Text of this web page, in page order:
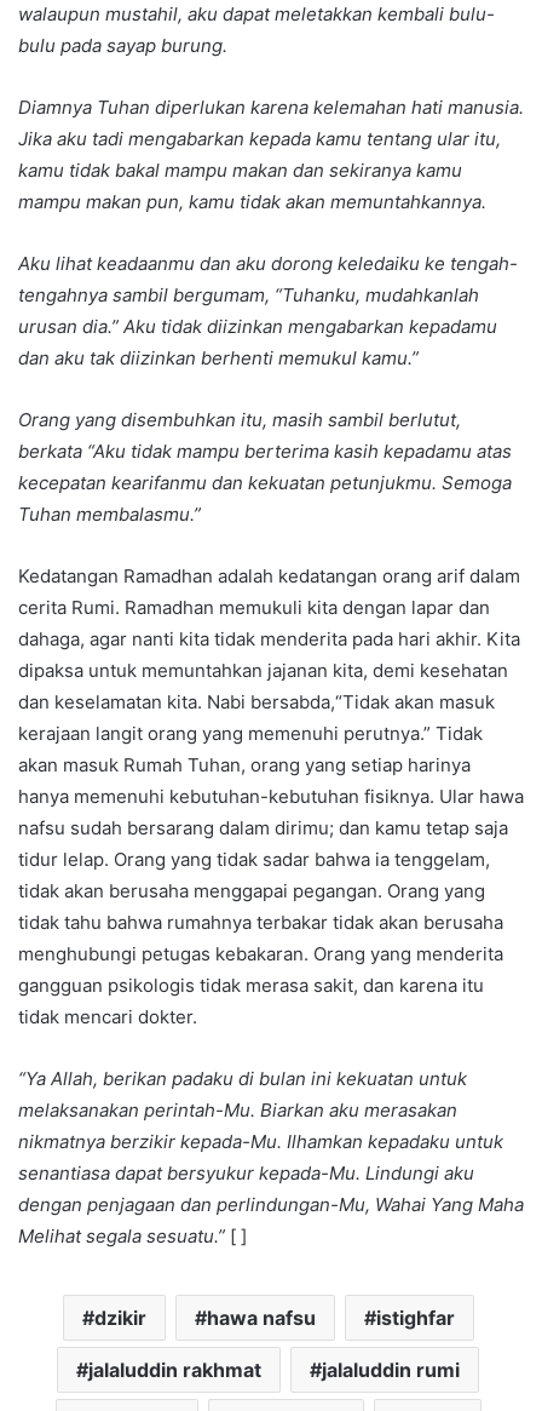
walaupun mustahil, aku dapat meletakkan kembali bulu-
bulu pada sayap burung.
Diamnya Tuhan diperlukan karena kelemahan hati manusia.
Jika aku tadi mengabarkan kepada kamu tentang ular itu,
kamu tidak bakal mampu makan dan sekiranya kamu
mampu makan pun, kamu tidak akan memuntahkannya.
Aku lihat keadaanmu dan aku dorong keledaiku ke tengah-
tengahnya sambil bergumam, “Tuhanku, mudahkanlah
urusan dia.” Aku tidak diizinkan mengabarkan kepadamu
dan aku tak diizinkan berhenti memukul kamu.”
Orang yang disembuhkan itu, masih sambil berlutut,
berkata “Aku tidak mampu berterima kasih kepadamu atas
kecepatan kearifanmu dan kekuatan petunjukmu. Semoga
Tuhan membalasmu.”
Kedatangan Ramadhan adalah kedatangan orang arif dalam
cerita Rumi. Ramadhan memukuli kita dengan lapar dan
dahaga, agar nanti kita tidak menderita pada hari akhir. Kita
dipaksa untuk memuntahkan jajanan kita, demi kesehatan
dan keselamatan kita. Nabi bersabda,“Tidak akan masuk
kerajaan langit orang yang memenuhi perutnya.” Tidak
akan masuk Rumah Tuhan, orang yang setiap harinya
hanya memenuhi kebutuhan-kebutuhan fisiknya. Ular hawa
nafsu sudah bersarang dalam dirimu; dan kamu tetap saja
tidur lelap. Orang yang tidak sadar bahwa ia tenggelam,
tidak akan berusaha menggapai pegangan. Orang yang
tidak tahu bahwa rumahnya terbakar tidak akan berusaha
menghubungi petugas kebakaran. Orang yang menderita
gangguan psikologis tidak merasa sakit, dan karena itu
tidak mencari dokter.
“Ya Allah, berikan padaku di bulan ini kekuatan untuk
melaksanakan perintah-Mu. Biarkan aku merasakan
nikmatnya berzikir kepada-Mu. Ilhamkan kepadaku untuk
senantiasa dapat bersyukur kepada-Mu. Lindungi aku
dengan penjagaan dan perlindungan-Mu, Wahai Yang Maha
Melihat segala sesuatu.” [ ]
dzikir hawa nafsu istighfar
jalaluddin rakhmat jalaluddin rumi